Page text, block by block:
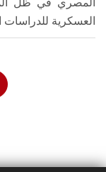
المصري في ظل
العسكرية للدراسات